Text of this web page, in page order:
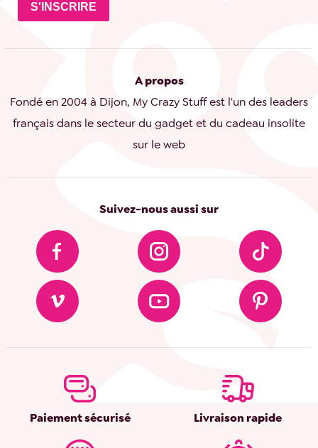
S'INSCRIRE
A propos
Fondé en 2004 à Dijon, My Crazy Stuff est l'un des leaders
français dans le secteur du gadget et du cadeau insolite
sur le web
Suivez-nous aussi sur
Paiement sécurisé Livraison rapide